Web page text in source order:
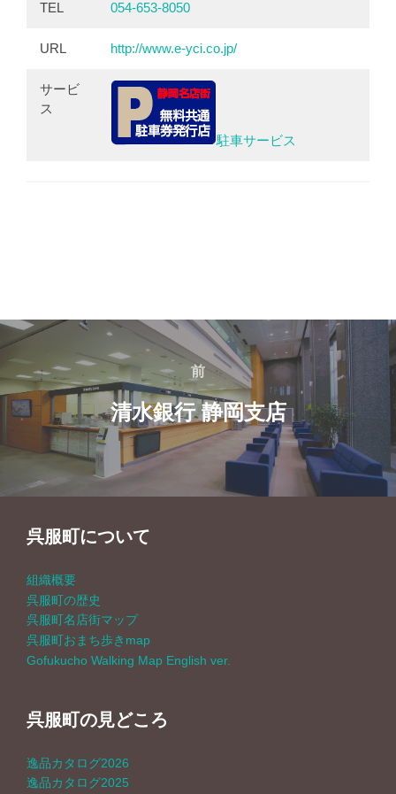
TEL 054-653-8050
URL http://www.e-yci.co.jp/
サービ
ス
駐車サービス
投
稿
ナ
ビ
前
前
清水銀行 静岡支店
呉服町について
組織概要
呉服町の歴史
呉服町名店街マップ
呉服町おまち歩きmap
Gofukucho Walking Map English ver.
呉服町の見どころ
逸品カタログ2026
逸品カタログ2025